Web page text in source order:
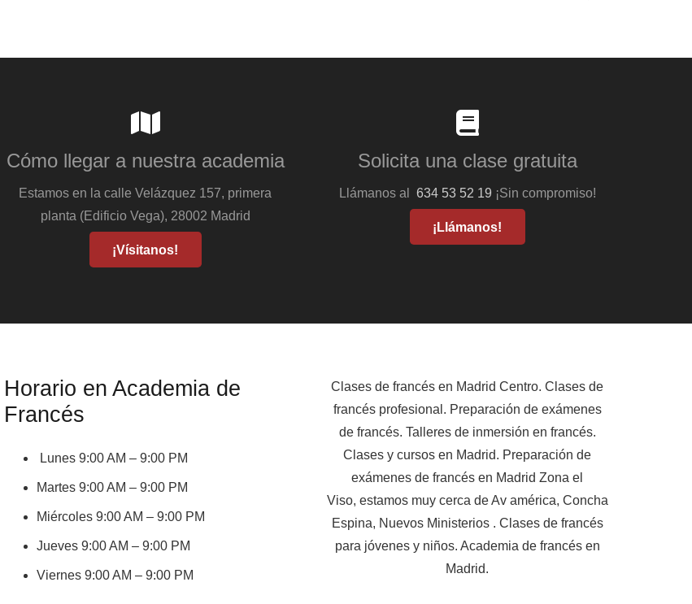
Cómo llegar a nuestra academia
Estamos en la calle Velázquez 157, primera
planta (Edificio Vega), 28002 Madrid
¡Vísitanos!
Solicita una clase gratuita
Llámanos al 634 53 52 19 ¡Sin compromiso!
¡Llámanos!
Horario en Academia de
Francés
Lunes 9:00 AM – 9:00 PM
Martes 9:00 AM – 9:00 PM
Miércoles 9:00 AM – 9:00 PM
Jueves 9:00 AM – 9:00 PM
Viernes 9:00 AM – 9:00 PM
Clases de francés en Madrid Centro. Clases de
francés profesional. Preparación de exámenes
de francés. Talleres de inmersión en francés.
Clases y cursos en Madrid. Preparación de
exámenes de francés en Madrid Zona el
Viso, estamos muy cerca de Av américa, Concha
Espina, Nuevos Ministerios . Clases de francés
para jóvenes y niños. Academia de francés en
Madrid.